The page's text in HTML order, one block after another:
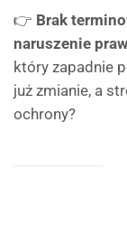
👉 Brak
naruszenie
który zapadnie
już zmianie, a
ochrony?